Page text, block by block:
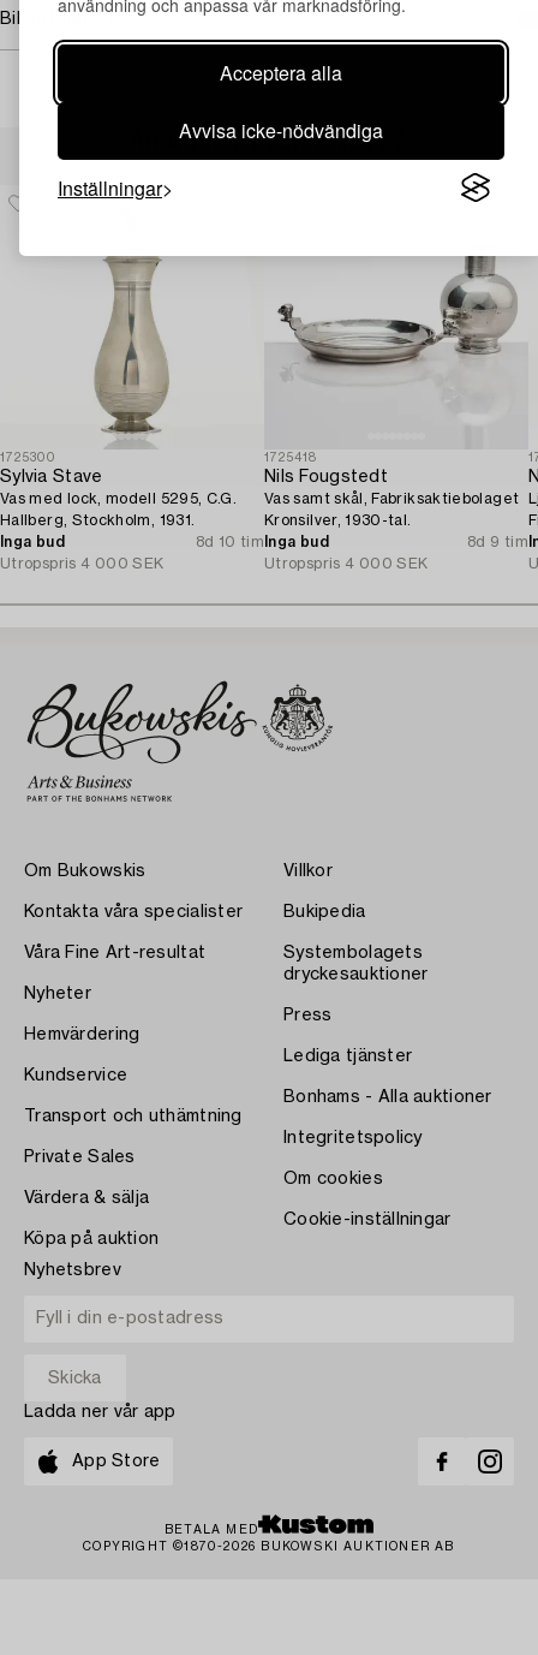
Acceptera alla
Avvisa icke-nödvändiga
Inställningar
Bildrättigheter
Andra har även tittat på
1725300
Sylvia Stave
Vas med lock, modell 5295, C.G.
Hallberg, Stockholm, 1931.
Inga bud
8d 10 tim
Utropspris 4 000 SEK
1725418
Nils Fougstedt
Vas samt skål, Fabriksaktiebolaget
Kronsilver, 1930-tal.
Inga bud
8d 9 tim
Utropspris 4 000 SEK
Om Bukowskis
Kontakta våra specialister
Våra Fine Art-resultat
Nyheter
Hemvärdering
Kundservice
Transport och uthämtning
Private Sales
Värdera & sälja
Köpa på auktion
Villkor
Bukipedia
Systembolagets
dryckesauktioner
Press
Lediga tjänster
Bonhams - Alla auktioner
Integritetspolicy
Om cookies
Cookie-inställningar
Nyhetsbrev
Ladda ner vår app
App Store
BETALA MED
COPYRIGHT ©1870-2026 BUKOWSKI AUKTIONER AB